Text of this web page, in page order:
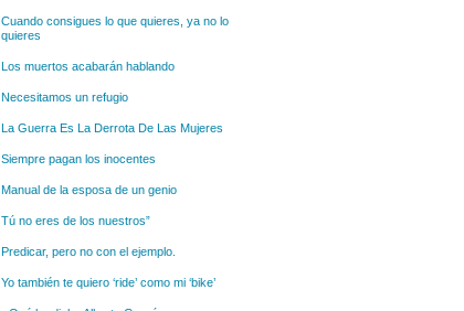
Cuando consigues lo que quieres, ya no lo
quieres
Los muertos acabarán hablando
Necesitamos un refugio
La Guerra Es La Derrota De Las Mujeres
Siempre pagan los inocentes
Manual de la esposa de un genio
Tú no eres de los nuestros”
Predicar, pero no con el ejemplo.
Yo también te quiero ‘ride’ como mi ‘bike’